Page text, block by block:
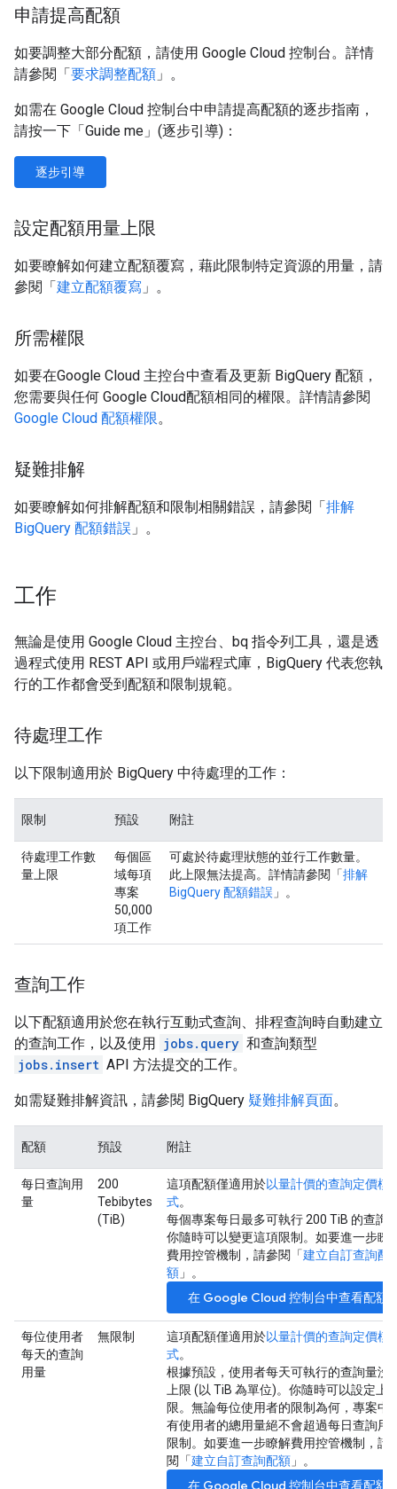
申請提高配額
如要調整大部分配額，請使用 Google Cloud 控制台。詳情
請參閱「要求調整配額 」。
如需在 Google Cloud 控制台中申請提高配額的逐步指南，
請按一下「Guide me」(逐步引導) ：
逐步引導
設定配額用量上限
如要瞭解如何建立配額覆寫，藉此限制特定資源的用量，請
參閱「建立配額覆寫 」。
所需權限
如要在Google Cloud 主控台中查看及更新 BigQuery 配額，
您需要與任何 Google Cloud配額相同的權限。詳情請參閱
Google Cloud 配額權限。
疑難排解
如要瞭解如何排解配額和限制相關錯誤，請參閱「排解
BigQuery 配額錯誤 」。
工作
無論是使用 Google Cloud 主控台、bq 指令列工具，還是透
過程式使用 REST API 或用戶端程式庫，BigQuery 代表您執
行的工作都會受到配額和限制規範。
待處理工作
以下限制適用於 BigQuery 中待處理的工作：
限制 預設 附註
待處理工作數
量上限
每個區
域每項
專案
50,000
項工作
可處於待處理狀態的並行工作數量。
此上限無法提高。詳情請參閱「排解
BigQuery 配額錯誤 」。
查詢工作
以下配額適用於您在執行互動式查詢、排程查詢時自動建立
的查詢工作，以及使用 jobs.query 和查詢類型
jobs.insert API 方法提交的工作。
如需疑難排解資訊，請參閱 BigQuery 疑難排解頁面。
配額 預設 附註
每日查詢用
量
200
Tebibytes
(TiB)
這項配額僅適用於以量計價的查詢定價模
式。
每個專案每日最多可執行 200 TiB 的查詢
你隨時可以變更這項限制。如要進一步瞭
費用控管機制，請參閱「建立自訂查詢配
額 」。
在 Google Cloud 控制台中查看配額
每位使用者
每天的查詢
用量
無限制 這項配額僅適用於以量計價的查詢定價模
式。
根據預設，使用者每天可執行的查詢量沒
上限 (以 TiB 為單位)。你隨時可以設定上
限。無論每位使用者的限制為何，專案中
有使用者的總用量絕不會超過每日查詢用
限制。如要進一步瞭解費用控管機制，請
閱「建立自訂查詢配額 」。
在 Google Cloud 控制台中查看配額